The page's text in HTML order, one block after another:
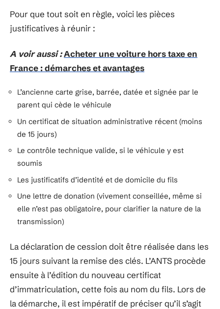
Pour que tout soit en règle, voici les pièces
justificatives à réunir :
A voir aussi :Acheter une voiture hors taxe en
France : démarches et avantages
L’ancienne carte grise, barrée, datée et signée par le
parent qui cède le véhicule
Un certificat de situation administrative récent (moins
de 15 jours)
Le contrôle technique valide, si le véhicule y est
soumis
Les justificatifs d’identité et de domicile du fils
Une lettre de donation (vivement conseillée, même si
elle n’est pas obligatoire, pour clarifier la nature de la
transmission)
La déclaration de cession doit être réalisée dans les
15 jours suivant la remise des clés. L’ANTS procède
ensuite à l’édition du nouveau certificat
d’immatriculation, cette fois au nom du fils. Lors de
la démarche, il est impératif de préciser qu’il s’agit